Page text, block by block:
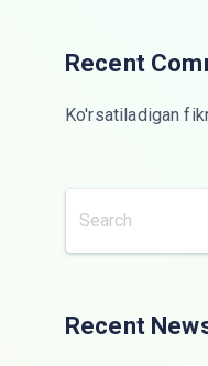
Recent
Ko'rsatiladigan
Recent